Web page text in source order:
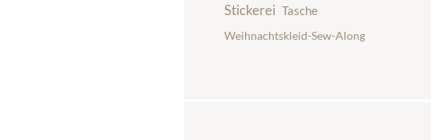
Stickerei Tasche
Weihnachtskleid-Sew-Along